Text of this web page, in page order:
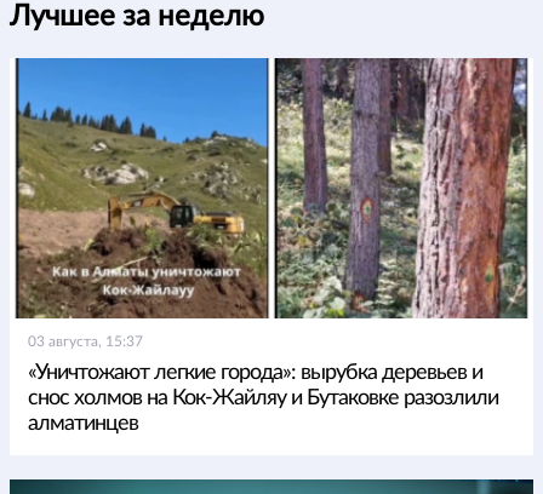
Лучшее за неделю
03 августа, 15:37
«Уничтожают легкие города»: вырубка деревьев и
снос холмов на Кок-Жайляу и Бутаковке разозлили
алматинцев